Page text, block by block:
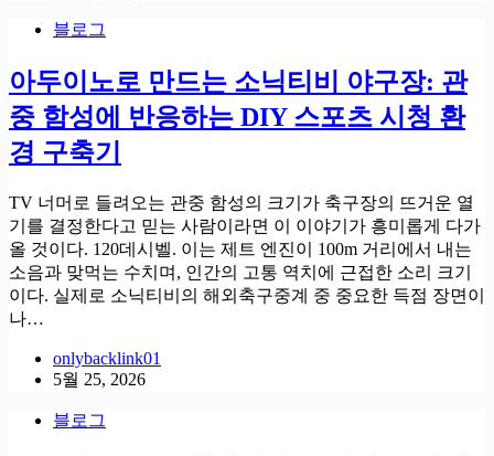
블로그
아두이노로 만드는 소닉티비 야구장: 관
중 함성에 반응하는 DIY 스포츠 시청 환
경 구축기
TV 너머로 들려오는 관중 함성의 크기가 축구장의 뜨거운 열
기를 결정한다고 믿는 사람이라면 이 이야기가 흥미롭게 다가
올 것이다. 120데시벨. 이는 제트 엔진이 100m 거리에서 내는
소음과 맞먹는 수치며, 인간의 고통 역치에 근접한 소리 크기
이다. 실제로 소닉티비의 해외축구중계 중 중요한 득점 장면이
나…
onlybacklink01
5월 25, 2026
블로그